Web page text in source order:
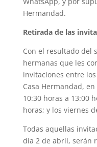
Hermandad.
Retirada de las
Con el resultado del
hermanas que les
invitaciones entre
Casa Hermandad,
10:30 horas a 13:00
horas; y los viernes
Todas aquellas
día 2 de abril, serán